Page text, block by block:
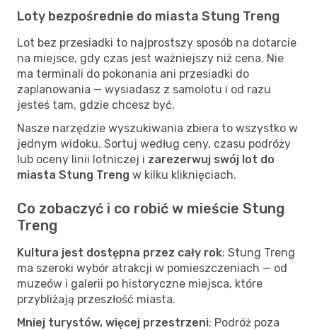
Loty bezpośrednie do miasta Stung Treng
Lot bez przesiadki to najprostszy sposób na dotarcie
na miejsce, gdy czas jest ważniejszy niż cena. Nie
ma terminali do pokonania ani przesiadki do
zaplanowania — wysiadasz z samolotu i od razu
jesteś tam, gdzie chcesz być.
Nasze narzędzie wyszukiwania zbiera to wszystko w
jednym widoku. Sortuj według ceny, czasu podróży
lub oceny linii lotniczej i zarezerwuj swój lot do
miasta Stung Treng w kilku kliknięciach.
Co zobaczyć i co robić w mieście Stung
Treng
Kultura jest dostępna przez cały rok: Stung Treng
ma szeroki wybór atrakcji w pomieszczeniach — od
muzeów i galerii po historyczne miejsca, które
przybliżają przeszłość miasta.
Mniej turystów, więcej przestrzeni: Podróż poza